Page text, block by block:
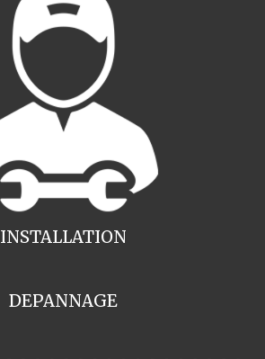
INSTALLATION
DEPANNAGE